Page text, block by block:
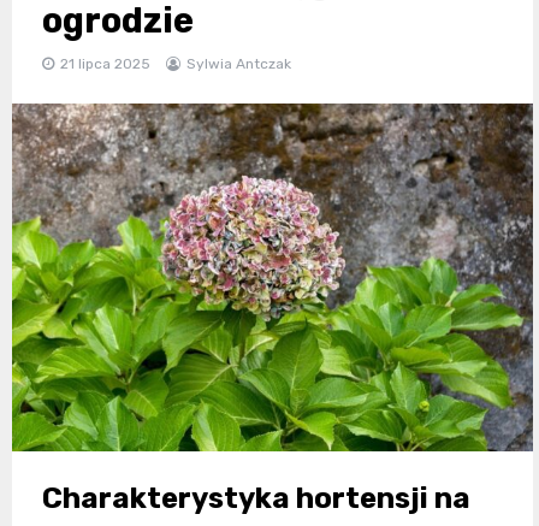
ogrodzie
21 lipca 2025 Sylwia Antczak
Charakterystyka hortensji na